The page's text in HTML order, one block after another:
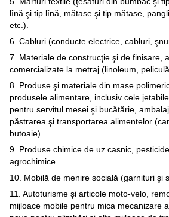
lînă şi tip lînă, mătase şi tip mătase,
etc.).
6. Cabluri (conducte electrice, cabluri,
7. Materiale de construcţie şi de finisare,
comercializate la metraj (linoleum,
8. Produse şi materiale din mase
produsele alimentare, inclusiv cele
pentru servitul mesei şi bucătărie,
păstrarea şi transportarea alimentelor
butoaie).
9. Produse chimice de uz casnic,
agrochimice.
10. Mobilă de menire socială (garnituri şi
11. Autoturisme şi articole moto-velo,
mijloace mobile pentru mica mecanizare